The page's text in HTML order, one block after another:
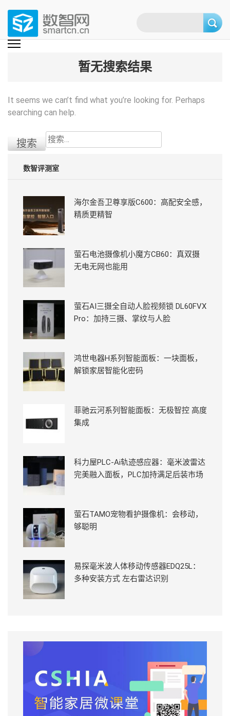
content
(Press
数智网
智能家居第一资讯门户 | 智能家居系统，智能家居产品，智能家居解决方
暂无搜索结果
It seems we can’t find what you’re looking for. Perhaps
searching can help.
搜
索：
数智评测室
海尔金吾卫尊享版C600：高配安全感，
精质更精智
萤石电池摄像机小魔方CB60：真双摄
无电无网也能用
萤石AI三摄全自动人脸视频锁 DL60FVX
Pro：加持三摄、掌纹与人脸
鸿世电器H系列智能面板：一块面板，
解锁家居智能化密码
菲驰云河系列智能面板：无极智控 高度
集成
科力屋PLC-Ai轨迹感应器：毫米波雷达
完美融入面板，PLC加持满足后装市场
萤石TAMO宠物看护摄像机：会移动，
够聪明
易探毫米波人体移动传感器EDQ25L：
多种安装方式 左右雷达识别